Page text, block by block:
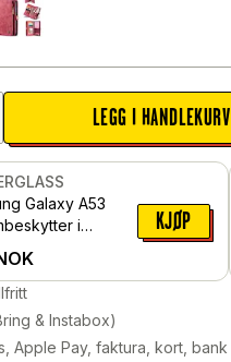
LEGG I HANDLEKURV
Galaxy A53
i
Edge-to-Edge
KJØP
& Instabox)
Apple Pay, faktura, kort, bank